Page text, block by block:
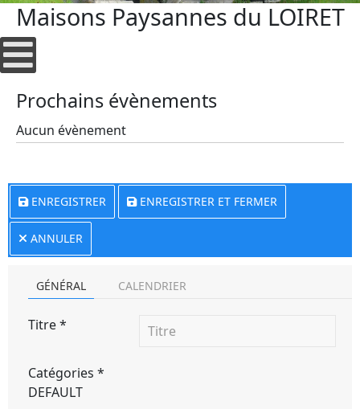
Maisons Paysannes du LOIRET
Prochains évènements
Aucun évènement
ENREGISTRER ENREGISTRER ET FERMER
ANNULER
GÉNÉRAL CALENDRIER
Titre*
Catégories *
DEFAULT